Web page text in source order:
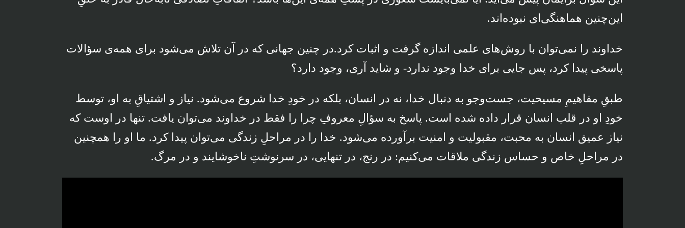
این‌چنین هماهنگی‌ای نبوده‌اند.
خداوند را نمی‌توان با روش‌های علمی اندازه گرفت و اثبات کرد.در چنین جهانی که در آن تلاش می‌شود برای همه‌ی سؤالات
پاسخی پیدا کرد، پس جایی برای خدا وجود ندارد- و شاید آری، وجود دارد؟
طبقِ مفاهیمِ مسیحیت، جست‌وجو به دنبال خدا، نه در انسان، بلکه در خودِ خدا شروع می‌شود. نیاز و اشتیاقِ به او، توسط
خودِ او در قلب انسان قرار داده شده است. پاسخ به سؤالِ معروفِ چرا را فقط در خداوند می‌توان یافت. تنها در اوست که
نیاز عمیق انسان به محبت، مقبولیت و امنیت برآورده می‌شود. خدا را در مراحلِ زندگی می‌توان پیدا کرد. ما او را همچنین
در مراحلِ خاص و حساس زندگی ملاقات می‌کنیم: در رنج، در تنهایی، در سرنوشتِ ناخوشایند و در مرگ.